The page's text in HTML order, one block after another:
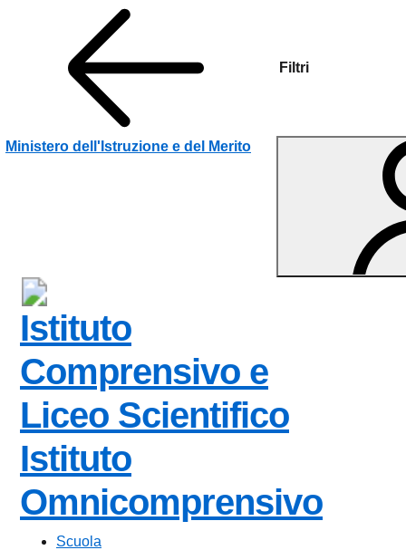
Filtri
Vai ai contenuti
Vai al menu di navigazione
Vai al footer
Ministero dell'Istruzione e del Merito
Istituto
Comprensivo e
Liceo Scientifico
Istituto
Omnicomprensivo
Scuola